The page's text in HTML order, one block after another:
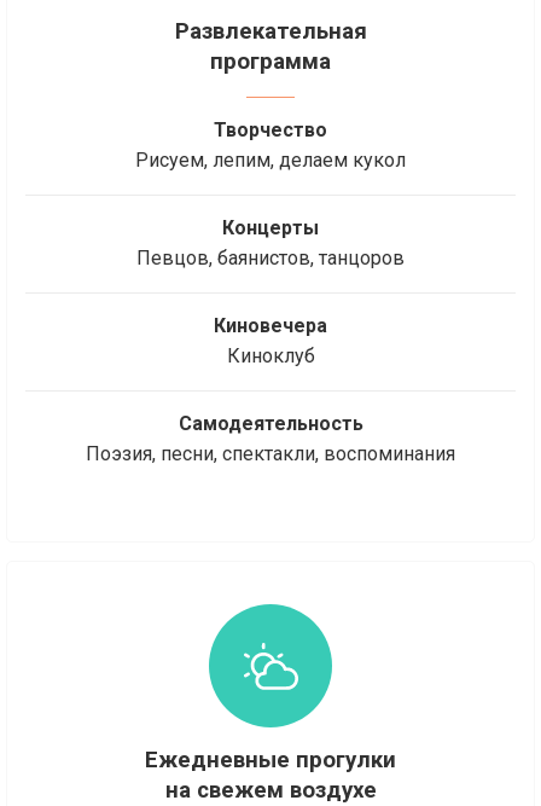
Развлекательная
программа
Творчество
Рисуем, лепим, делаем кукол
Концерты
Певцов, баянистов, танцоров
Киновечера
Киноклуб
Самодеятельность
Поэзия, песни, спектакли, воспоминания
Ежедневные прогулки
на свежем воздухе